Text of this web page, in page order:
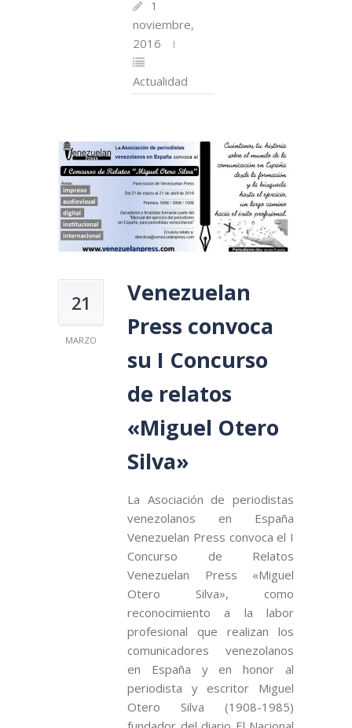
1
noviembre,
2016
Actualidad
21
MARZO
Venezuelan
Press convoca
su I Concurso
de relatos
«Miguel Otero
Silva»
La Asociación de periodistas
venezolanos en España
Venezuelan Press convoca el I
Concurso de Relatos
Venezuelan Press «Miguel
Otero Silva», como
reconocimiento a la labor
profesional que realizan los
comunicadores venezolanos
en España y en honor al
periodista y escritor Miguel
Otero Silva (1908-1985)